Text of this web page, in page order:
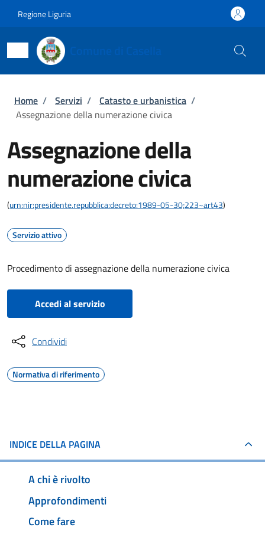
Regione Liguria
Briciole di pane
Home / Servizi / Catasto e urbanistica /
Assegnazione della numerazione civica
Assegnazione della
numerazione civica
(urn:nir:presidente.repubblica:decreto:1989-05-30;223~art43)
Servizio attivo
Procedimento di assegnazione della numerazione civica
Accedi al servizio
Condividi
Normativa di riferimento
INDICE DELLA PAGINA
A chi è rivolto
Approfondimenti
Come fare